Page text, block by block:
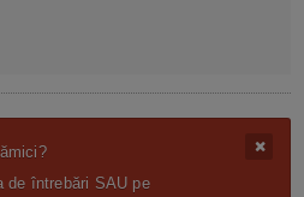
de întrebări SAU pe